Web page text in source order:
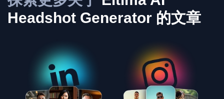
Headshot Generator 的文章